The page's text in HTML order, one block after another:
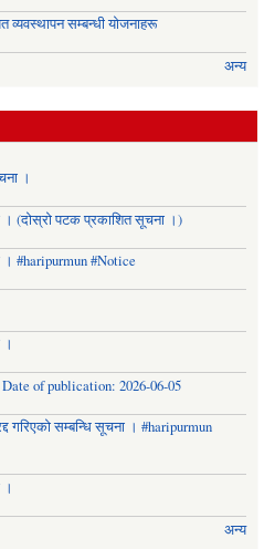
व्यवस्थापन सम्बन्धी योजनाहरू
अन्य
।
(दोस्रो पटक प्रकाशित सूचना ।)
#haripurmun #Notice
of publication: 2026-06-05
गरिएको सम्बन्धि सूचना । #haripurmun
अन्य